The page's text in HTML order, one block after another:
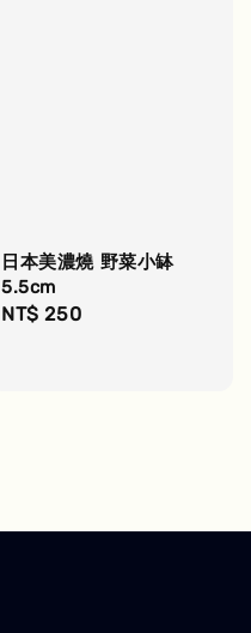
日本美濃燒 野菜小缽
5.5cm
Regular
NT$ 250